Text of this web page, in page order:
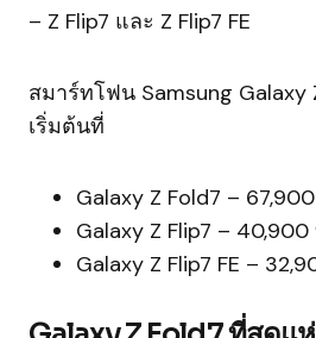
– Z Flip7 และ Z Flip7 FE
สมาร์ทโฟน Samsung Galaxy
เริ่มต้นที่
Galaxy Z Fold7 –
Galaxy Z Flip7 – 40,900
Galaxy Z Flip7 FE –